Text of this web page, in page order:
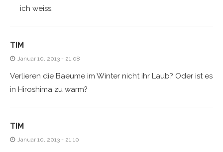
ich weiss.
TIM
Januar 10, 2013 - 21:08
Verlieren die Baeume im Winter nicht ihr Laub? Oder ist es
in Hiroshima zu warm?
TIM
Januar 10, 2013 - 21:10